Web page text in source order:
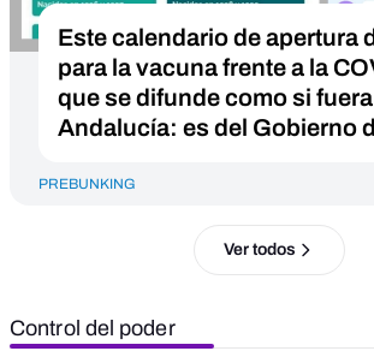
Este calendario de apertura
para la vacuna frente a la
que se difunde como si
Andalucía: es del Gobierno
PREBUNKING
Ver todos
Control del poder